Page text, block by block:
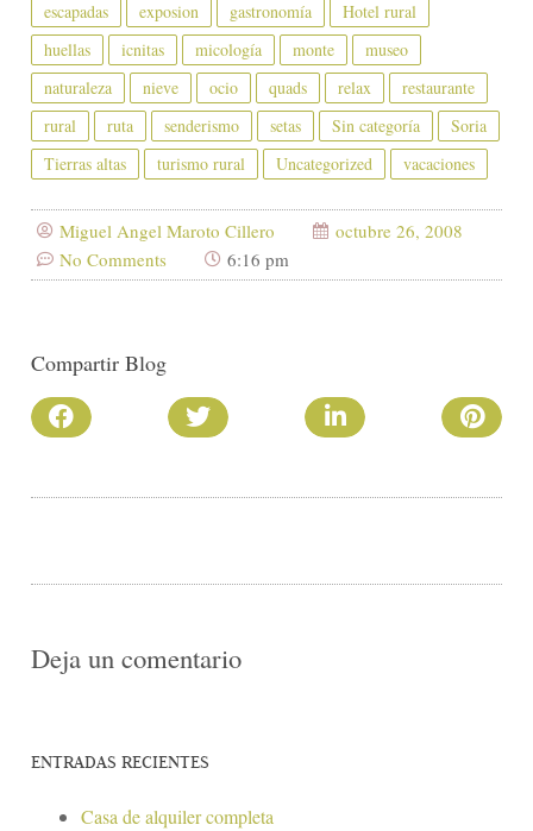
escapadas
exposion gastronomía
Hotel rural
huellas
icnitas micología monte
museo
naturaleza
nieve ocio quads relax
restaurante
rural
ruta senderismo setas Sin categoría
Soria
Tierras altas
turismo rural Uncategorized vacaciones
Miguel Angel Maroto Cillero
octubre 26, 2008
No Comments
6:16 pm
Compartir Blog
Deja un comentario
ENTRADAS RECIENTES
Casa de alquiler completa